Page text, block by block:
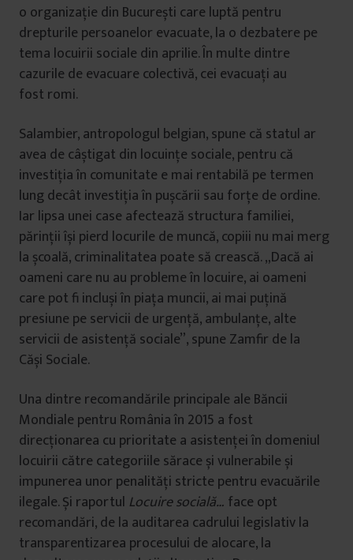
o organizație din București care luptă pentru
drepturile persoanelor evacuate, la o dezbatere pe
tema locuirii sociale din aprilie. În multe dintre
cazurile de evacuare colectivă, cei evacuați au
fost romi.
Salambier, antropologul belgian, spune că statul ar
avea de câștigat din locuințe sociale, pentru că
investiția în comunitate e mai rentabilă pe termen
lung decât investiția în pușcării sau forțe de ordine.
Iar lipsa unei case afectează structura familiei,
părinții își pierd locurile de muncă, copiii nu mai merg
la școală, criminalitatea poate să crească. „Dacă ai
oameni care nu au probleme în locuire, ai oameni
care pot fi incluși în piața muncii, ai mai puțină
presiune pe servicii de urgență, ambulanțe, alte
servicii de asistență sociale”, spune Zamfir de la
Căși Sociale.
Una dintre recomandările principale ale Băncii
Mondiale pentru România în 2015 a fost
direcționarea cu prioritate a asistenței în domeniul
locuirii către categoriile sărace și vulnerabile și
impunerea unor penalități stricte pentru evacuările
ilegale. Și raportul Locuire socială… face opt
recomandări, de la auditarea cadrului legislativ la
transparentizarea procesului de alocare, la